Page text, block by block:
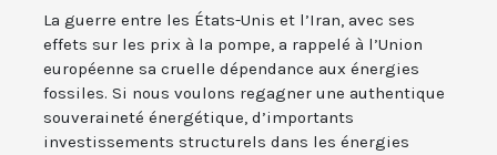
La guerre entre les États-Unis et l’Iran, avec ses
effets sur les prix à la pompe, a rappelé à l’Union
européenne sa cruelle dépendance aux énergies
fossiles. Si nous voulons regagner une authentique
souveraineté énergétique, d’importants
investissements structurels dans les énergies